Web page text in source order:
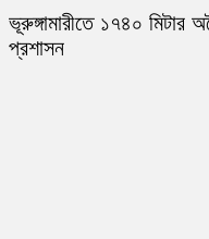
ভূরুঙ্গামারীতে ১৭৪০ মিটার
প্রশাসন